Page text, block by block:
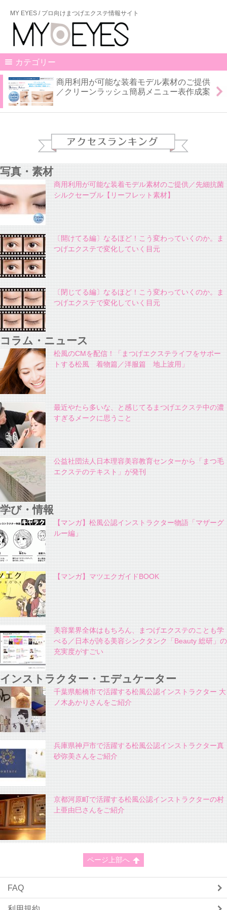
MY EYES / プロ向けまつげエクステ情報サイト
カテゴリー
商用利用が可能な装着モデル素材のご提供
／クリーンラッシュ簡易メニュー表作成案
写真・素材
商用利用が可能な装着モデル素材のご提供／先細抗菌
シルクセーブル【リーフレット素材】
〔開けてる編〕なるほど！こう変わっていくのか。ま
つげエクステで変化していく目元
〔閉じてる編〕なるほど！こう変わっていくのか。ま
つげエクステで変化していく目元
コラム・ニュース
松風のCMを配信！「まつげエクステライフをサポー
トする松風 着物篇／洋服篇 地上波用」
最近やたら多いな、と感じてるまつげエクステ中の濃
すぎるメークに思うこと
公益社団法人日本理容美容教育センターから「まつ毛
エクステのテキスト」が発刊
学び・情報
【マンガ】松風公認インストラクター物語「マザーグ
ルー編」
【マンガ】マツエクガイドBOOK
美容業界全体はもちろん、まつげエクステのことも学
べる／日本が誇る美容シンクタンク「Beauty 総研」の
充実度がすごい
インストラクター・エデュケーター
千葉県船橋市で活躍する松風公認インストラクター 大
ノ木あかりさんをご紹介
兵庫県神戸市で活躍する松風公認インストラクター真
砂弥美さんをご紹介
京都河原町で活躍する松風公認インストラクターの村
上亜由巳さんをご紹介
ページ上部へ
FAQ